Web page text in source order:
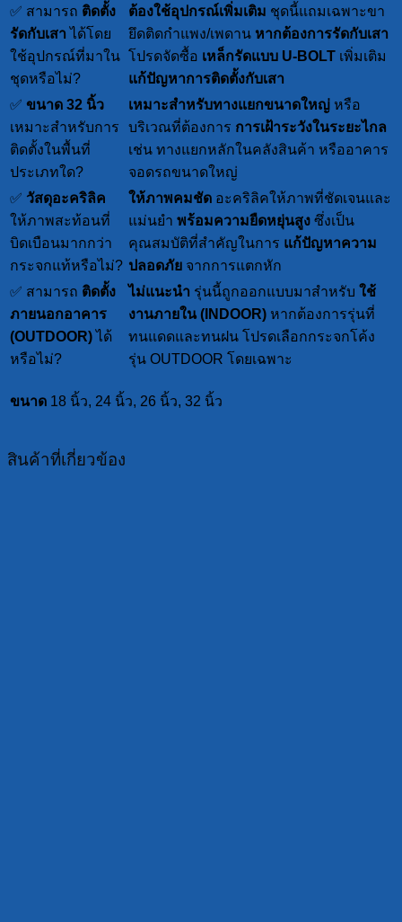
✅ สามารถ ติดตั้ง
รัดกับเสา ได้โดย
ใช้อุปกรณ์ที่มาใน
ชุดหรือไม่?
ต้องใช้อุปกรณ์เพิ่มเติม ชุดนี้แถมเฉพาะขา
ยึดติดกำแพง/เพดาน หากต้องการรัดกับเสา
โปรดจัดซื้อ เหล็กรัดแบบ U-BOLT เพิ่มเติม
แก้ปัญหาการติดตั้งกับเสา
✅ ขนาด 32 นิ้ว
เหมาะสำหรับการ
ติดตั้งในพื้นที่
ประเภทใด?
เหมาะสำหรับทางแยกขนาดใหญ่ หรือ
บริเวณที่ต้องการ การเฝ้าระวังในระยะไกล
เช่น ทางแยกหลักในคลังสินค้า หรืออาคาร
จอดรถขนาดใหญ่
✅ วัสดุอะคริลิค
ให้ภาพสะท้อนที่
บิดเบือนมากกว่า
กระจกแท้หรือไม่?
ให้ภาพคมชัด อะคริลิคให้ภาพที่ชัดเจนและ
แม่นยำ พร้อมความยืดหยุ่นสูง ซึ่งเป็น
คุณสมบัติที่สำคัญในการ แก้ปัญหาความ
ปลอดภัย จากการแตกหัก
✅ สามารถ ติดตั้ง
ภายนอกอาคาร
(OUTDOOR)ได้
หรือไม่?
ไม่แนะนำ รุ่นนี้ถูกออกแบบมาสำหรับ ใช้
งานภายใน (INDOOR) หากต้องการรุ่นที่
ทนแดดและทนฝน โปรดเลือกกระจกโค้ง
รุ่น OUTDOOR โดยเฉพาะ
ขนาด 18 นิ้ว, 24 นิ้ว, 26 นิ้ว, 32 นิ้ว
สินค้าที่เกี่ยวข้อง